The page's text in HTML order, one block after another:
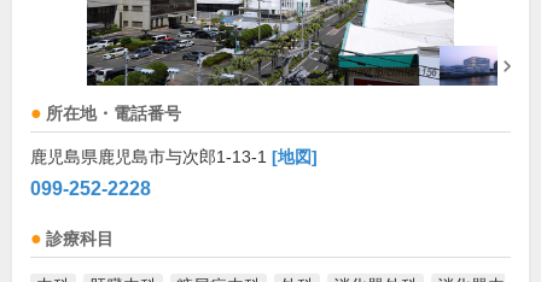
所在地・電話番号
鹿児島県鹿児島市与次郎1-13-1 [地図]
099-252-2228
診療科目